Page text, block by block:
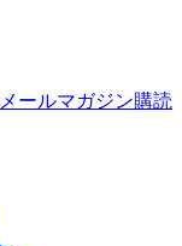
メールマガジン購読